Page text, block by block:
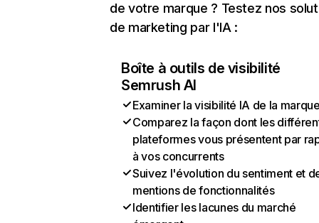
de votre marque ? Testez nos
de marketing par l'IA :
Boîte à outils de visibilité
Semrush AI
Examiner la visibilité IA de la
Comparez la façon dont les
plateformes vous présentent par
à vos concurrents
Suivez l'évolution du sentiment et
mentions de fonctionnalités
Identifier les lacunes du marché